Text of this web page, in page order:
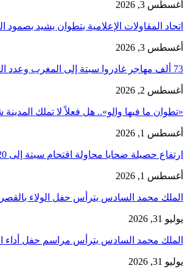
أغسطس 3, 2026
اتحاد المقاولات الإعلامية بتطوان يشيد
أغسطس 3, 2026
73 ألف مهاجر غادروا سبتة إلى المغرب وعدد القتلى يرتفع لـ71
أغسطس 2, 2026
«تطوان ما فيها والو».. هل فعلاً لا تملك المدينة
أغسطس 1, 2026
ارتفاع حصيلة ضحايا محاولة اقتحام سبتة إلى 20 جثة بمصلحة الطب…
أغسطس 1, 2026
الملك محمد السادس يترأس حفل الولاء
يوليو 31, 2026
الملك محمد السادس يترأس مراسم حفل
يوليو 31, 2026